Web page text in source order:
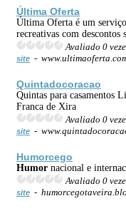
Última Oferta
Última Oferta é um
recreativas com descontos
Avaliado 0
site -
Quintadocoracao
Quintas para casamentos
Franca de Xira
Avaliado 0
site -
Humorcego
Humor nacional e
Avaliado 0
site -